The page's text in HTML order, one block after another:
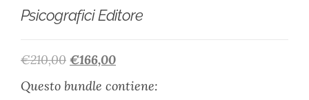
Psicografici Editore
€210,00 €166,00
Questo bundle contiene: